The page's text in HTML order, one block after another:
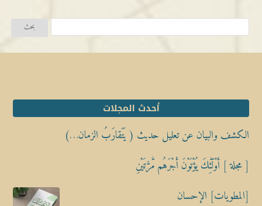
أحدث المجلات
الكشف والبيان عن تعليل حديث ( يَتَقارَبُ الزمان…)
[ مجلة ] أُوْلَٰٓئِكَ يُؤْتَوْنَ أَجْرَهُم مَّرَّتَيْنِ
[المطويات] الإحسان